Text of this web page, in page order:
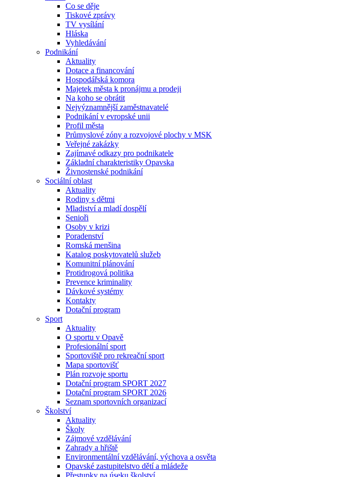
Co se děje
Tiskové zprávy
TV vysílání
Hláska
Vyhledávání
Podnikání
Aktuality
Dotace a financování
Hospodářská komora
Majetek města k pronájmu a prodeji
Na koho se obrátit
Nejvýznamnější zaměstnavatelé
Podnikání v evropské unii
Profil města
Průmyslové zóny a rozvojové plochy v MSK
Veřejné zakázky
Zajímavé odkazy pro podnikatele
Základní charakteristiky Opavska
Živnostenské podnikání
Sociální oblast
Aktuality
Rodiny s dětmi
Mladiství a mladí dospělí
Senioři
Osoby v krizi
Poradenství
Romská menšina
Katalog poskytovatelů služeb
Komunitní plánování
Protidrogová politika
Prevence kriminality
Dávkové systémy
Kontakty
Dotační program
Sport
Aktuality
O sportu v Opavě
Profesionální sport
Sportoviště pro rekreační sport
Mapa sportovišť
Plán rozvoje sportu
Dotační program SPORT 2027
Dotační program SPORT 2026
Seznam sportovních organizací
Školství
Aktuality
Školy
Zájmové vzdělávání
Zahrady a hřiště
Environmentální vzdělávání, výchova a osvěta
Opavské zastupitelstvo dětí a mládeže